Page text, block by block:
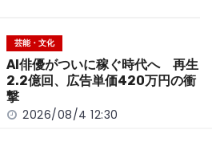
n
k
芸能・文化
AI俳優がついに稼ぐ時代へ 再生
2.2億回、広告単価420万円の衝
撃
2026/08/4 12:30